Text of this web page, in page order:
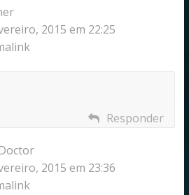
2015 em 22:25
Responder
2015 em 23:36